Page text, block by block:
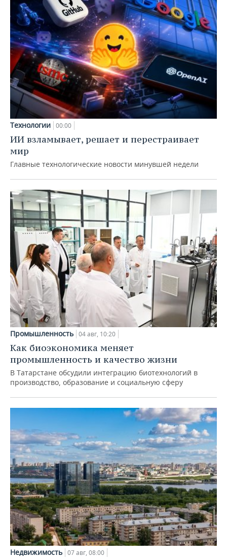
Технологии 00:00
ИИ взламывает, решает и перестраивает
мир
Главные технологические новости минувшей недели
Промышленность 04 авг, 10:20
Как биоэкономика меняет
промышленность и качество жизни
В Татарстане обсудили интеграцию биотехнологий в
производство, образование и социальную сферу
Недвижимость 07 авг, 08:00